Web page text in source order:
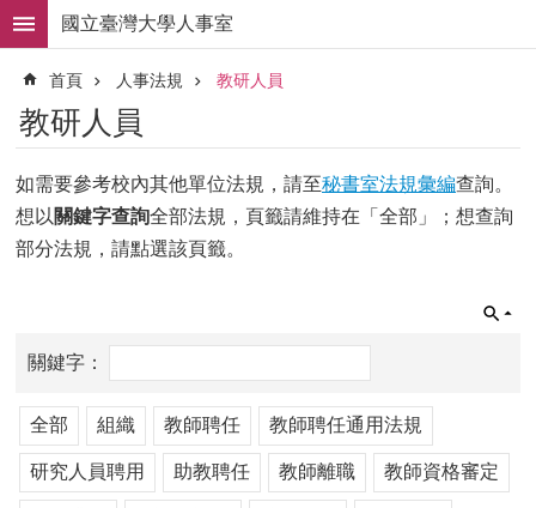
跳到主要內容區塊
進
階
搜
尋
求
職
徵
才
掌
人
事
法
規
國立臺灣大學人事室
首頁 人事法規 教研人員
教研人員
如需要參考校內其他單位法規，請至秘書室法規彙編查詢。
想以 關鍵字查詢全部法規，頁籤請維持在「全部」；想查詢
部分法規，請點選該頁籤。
全部 組織 教師聘任 教師聘任通用法規
研究人員聘用 助教聘任 教師離職 教師資格審定